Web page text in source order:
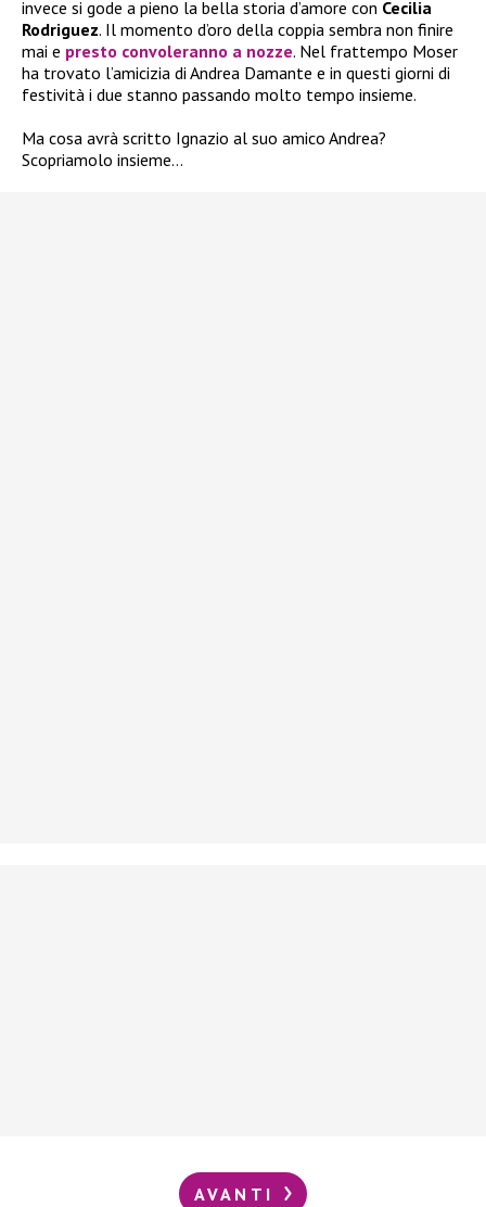
invece si gode a pieno la bella storia d’amore con Cecilia
Rodriguez. Il momento d’oro della coppia sembra non finire
mai e presto convoleranno a nozze. Nel frattempo Moser
ha trovato l’amicizia di Andrea Damante e in questi giorni di
festività i due stanno passando molto tempo insieme.
Ma cosa avrà scritto Ignazio al suo amico Andrea?
Scopriamolo insieme…
AVANTI